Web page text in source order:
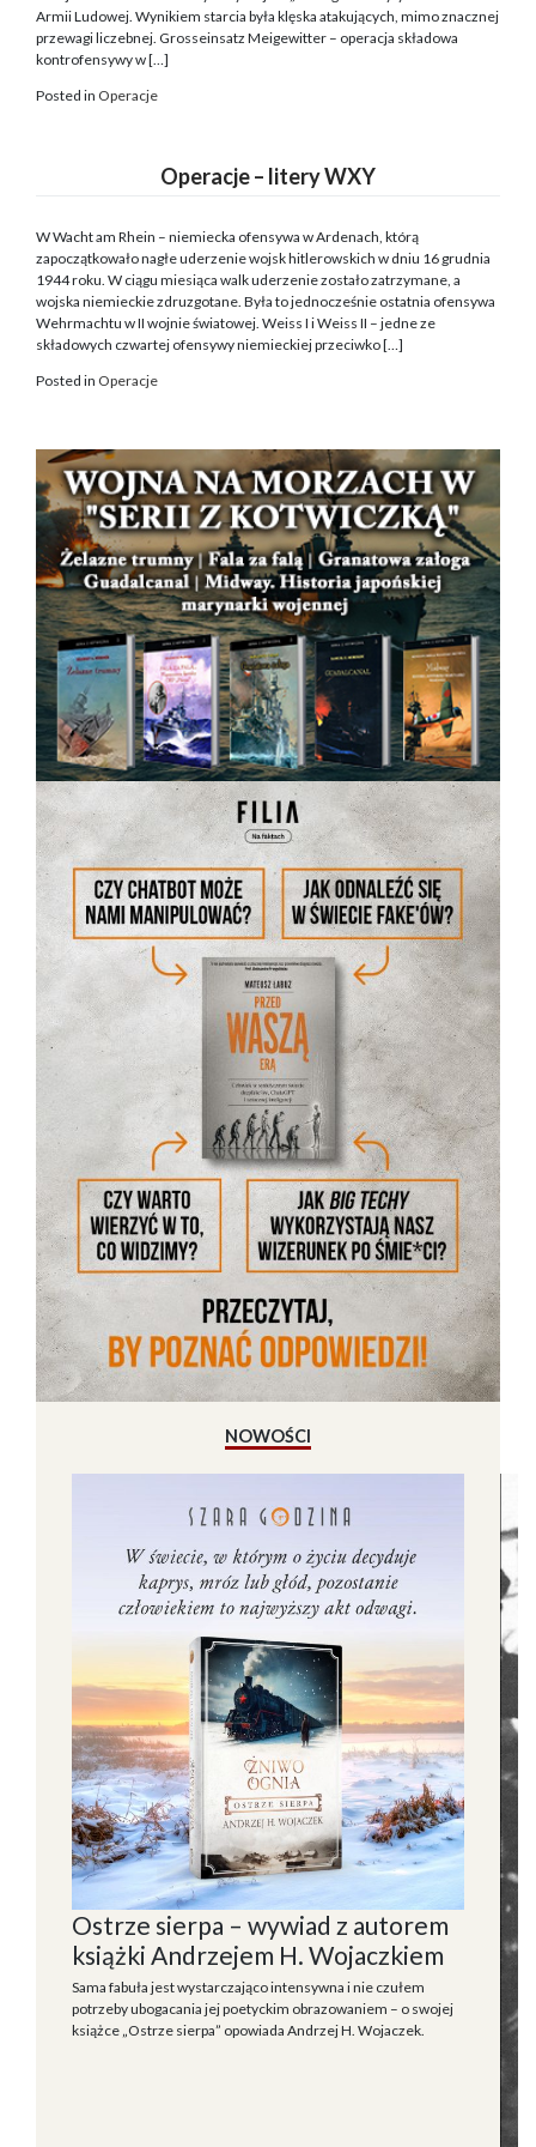
Armii Ludowej. Wynikiem starcia była klęska atakujących, mimo znacznej
przewagi liczebnej. Grosseinsatz Meigewitter – operacja składowa
kontrofensywy w […]
Posted in Operacje
Operacje – litery WXY
W Wacht am Rhein – niemiecka ofensywa w Ardenach, którą
zapoczątkowało nagłe uderzenie wojsk hitlerowskich w dniu 16 grudnia
1944 roku. W ciągu miesiąca walk uderzenie zostało zatrzymane, a
wojska niemieckie zdruzgotane. Była to jednocześnie ostatnia ofensywa
Wehrmachtu w II wojnie światowej. Weiss I i Weiss II – jedne ze
składowych czwartej ofensywy niemieckiej przeciwko […]
Posted in Operacje
NOWOŚCI
Ostrze sierpa – wywiad z autorem
książki Andrzejem H. Wojaczkiem
Sama fabuła jest wystarczająco intensywna i nie czułem
potrzeby ubogacania jej poetyckim obrazowaniem – o swojej
książce „Ostrze sierpa” opowiada Andrzej H. Wojaczek.